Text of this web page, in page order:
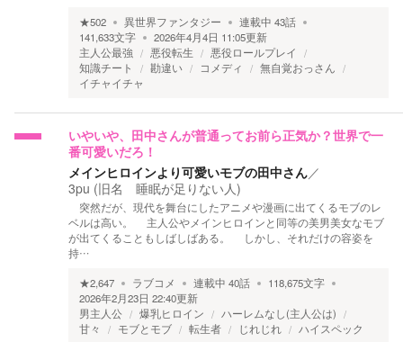
★502 異世界ファンタジー 連載中 43話
141,633文字 2026年4月4日 11:05更新
主人公最強
悪役転生
悪役ロールプレイ
知識チート
勘違い コメディ
無自覚おっさん
イチャイチャ
いやいや、田中さんが普通ってお前ら正気か？世界で一
番可愛いだろ！
メインヒロインより可愛いモブの田中さん／
3pu (旧名 睡眠が足りない人)
突然だが、現代を舞台にしたアニメや漫画に出てくるモブのレ
ベルは高い。 主人公やメインヒロインと同等の美男美女なモブ
が出てくることもしばしばある。 しかし、それだけの容姿を
持…
★2,647 ラブコメ 連載中 40話 118,675文字
2026年2月23日 22:40更新
男主人公
爆乳ヒロイン
ハーレムなし(主人公は)
甘々
モブとモブ 転生者 じれじれ ハイスペック